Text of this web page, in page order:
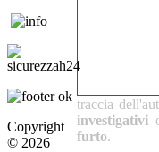
traccia
investigativi
furto.
Copyright
© 2026